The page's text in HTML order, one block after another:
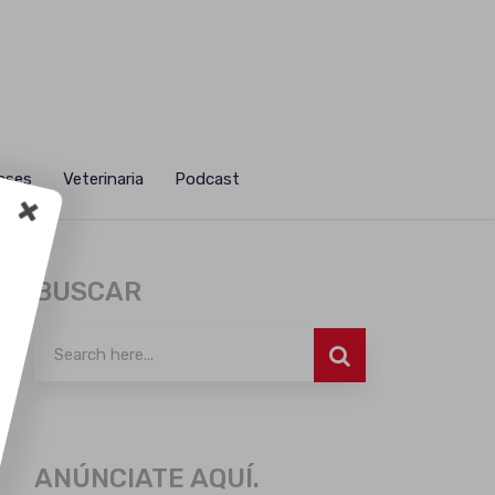
Veterinaria Podcast
BUSCAR
ANÚNCIATE AQUÍ.